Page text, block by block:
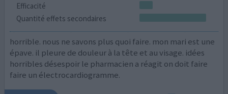
Efficacité
Quantité effets secondaires
horrible. nous ne savons plus quoi faire. mon mari est une
épave. il pleure de douleur à la tête et au visage. idées
horribles désespoir le pharmacien a réagit on doit faire
faire un électrocardiogramme.